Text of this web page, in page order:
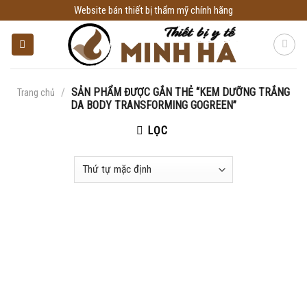
to
content
Website bán thiết bị thẩm mỹ chính hãng
Trang chủ / SẢN PHẨM ĐƯỢC GẮN THẺ “KEM DƯỠNG TRẮNG
DA BODY TRANSFORMING GOGREEN”
LỌC